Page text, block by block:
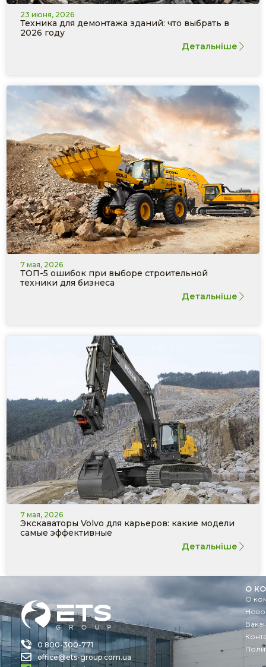
23 июня, 2026
Техника для демонтажа зданий: что выбрать в
2026 году
Детальніше
7 мая, 2026
ТОП-5 ошибок при выборе строительной
техники для бизнеса
Детальніше
7 мая, 2026
Экскаваторы Volvo для карьеров: какие модели
самые эффективные
Детальніше
0 800-300-771
office@ets-group.com.ua
О
О